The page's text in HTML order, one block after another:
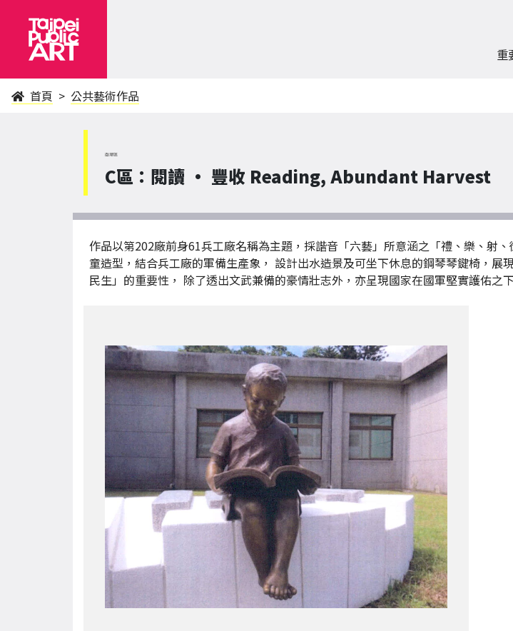
重
首頁 公共藝術作品
南港區
C區：閱讀 • 豐收 Reading, Abundant Harvest
作品以第202廠前身61兵工廠名稱為主題，採諧音「六藝」所意涵之「禮、樂、射
童造型，結合兵工廠的軍備生產象， 設計出水造景及可坐下休息的鋼琴琴鍵椅，
民生」的重要性， 除了透出文武兼備的豪情壯志外，亦呈現國家在國軍堅實護佑之
公共